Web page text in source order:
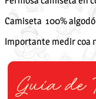
Camiseta 100%
Importante medir coa